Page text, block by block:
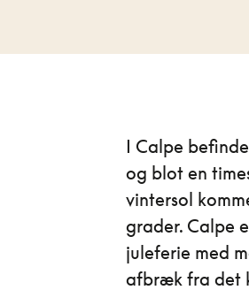
I Calpe
og blot en
vintersol
grader. Calpe
juleferie med
afbræk fra det